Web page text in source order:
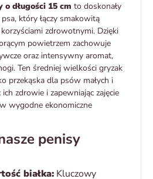
o długości 15 cm to doskonały
który łączy smakowitą
zdrowotnymi. Dzięki
powietrzem zachowuje
oraz intensywny aromat,
Ten średniej wielkości gryzak
przekąska dla psów małych i
zdrowie i zapewniając zajęcie
wygodne ekonomiczne
penisy
białka: Kluczowy